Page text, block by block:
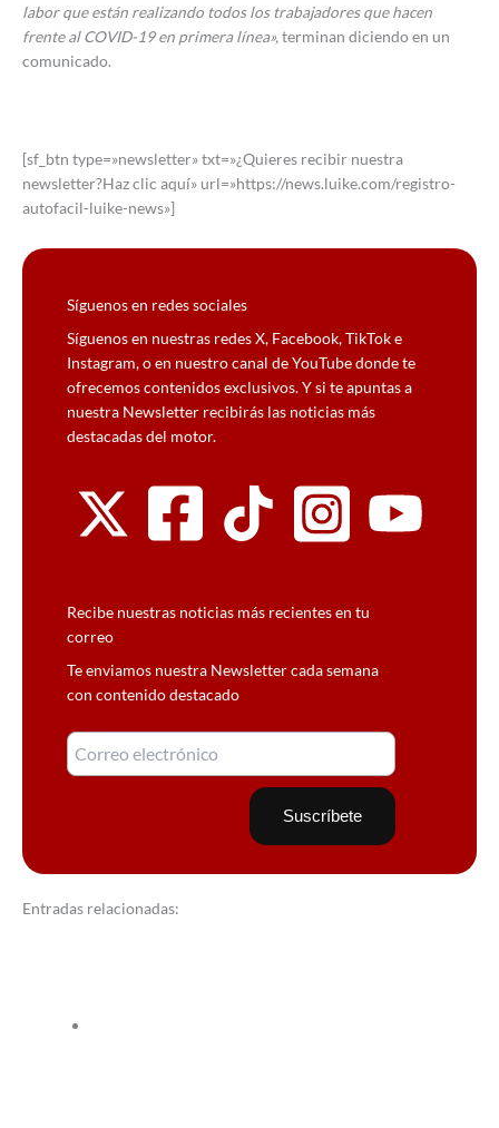
labor que están realizando todos los trabajadores que hacen
frente al COVID-19 en primera línea»,terminan diciendo en un
comunicado.
[sf_btn type=»newsletter» txt=»¿Quieres recibir nuestra
newsletter?Haz clic aquí» url=»https://news.luike.com/registro-
autofacil-luike-news»]
Síguenos en redes sociales
Síguenos en nuestras redes X, Facebook, TikTok e
Instagram, o en nuestro canal de YouTube donde te
ofrecemos contenidos exclusivos. Y si te apuntas a
nuestra Newsletter recibirás las noticias más
destacadas del motor.
Recibe nuestras noticias más recientes en tu
correo
Te enviamos nuestra Newsletter cada semana
con contenido destacado
Entradas relacionadas: